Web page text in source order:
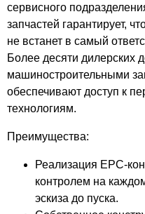
сервисного
запчастей гарантирует,
не встанет в самый
Более десяти дилерских
машиностроительными
обеспечивают доступ к
технологиям.
Преимущества:
Реализация EPC-
контролем на
эскиза до пуска.